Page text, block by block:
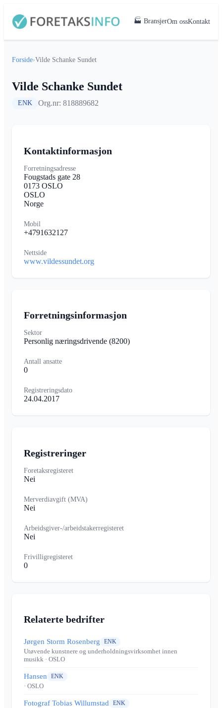
🏭 BransjerOm ossKontakt
Forside›Vilde Schanke Sundet
Vilde Schanke Sundet
ENK Org.nr: 818889682
Kontaktinformasjon
Forretningsadresse
Fougstads gate 28
0173 OSLO
OSLO
Norge
Mobil
+4791632127
Nettside
www.vildessundet.org
Forretningsinformasjon
Sektor
Personlig næringsdrivende (8200)
Antall ansatte
0
Registreringsdato
24.04.2017
Registreringer
Foretaksregisteret
Nei
Merverdiavgift (MVA)
Nei
Arbeidsgiver-/arbeidstakerregisteret
Nei
Frivilligregisteret
0
Relaterte bedrifter
Jørgen Storm Rosenberg ENK
Utøvende kunstnere og underholdningsvirksomhet innen
musikk · OSLO
Hansen ENK
· OSLO
Fotograf Tobias Willumstad ENK